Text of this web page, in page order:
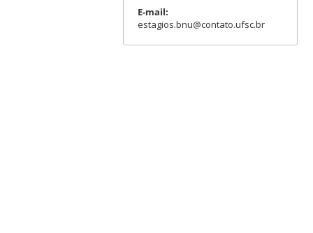
E-mail:
estagios.bnu@contato.ufsc.br